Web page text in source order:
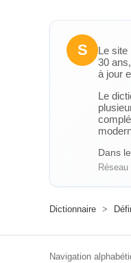
S Le site
30
à jour
Le
Dans
Dictionnaire >
Navigation